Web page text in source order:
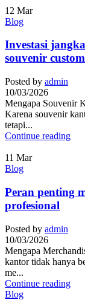
12 Mar
Blog
Investasi
souvenir custom
Posted by admin
10/03/2026
Mengapa Souvenir
Karena souvenir
tetapi...
Continue reading
11 Mar
Blog
Peran penting
profesional
Posted by admin
10/03/2026
Mengapa
kantor tidak hanya
me...
Continue reading
Blog